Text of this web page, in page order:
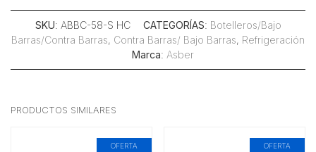
SKU: ABBC-58-S HC CATEGORÍAS: Botelleros/Bajo
Barras/Contra Barras, Contra Barras/ Bajo Barras, Refrigeración
Marca: Asber
PRODUCTOS SIMILARES
OFERTA OFERTA